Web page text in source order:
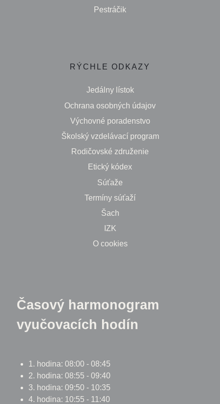
Pestráčik
RÝCHLE ODKAZY
Jedálny lístok
Ochrana osobných údajov
Výchovné poradenstvo
Školský vzdelávací program
Rodičovské združenie
Etický kódex
Súťaže
Termíny súťaží
Šach
IZK
O cookies
Časový harmonogram
vyučovacích hodín
1. hodina: 08:00 - 08:45
2. hodina: 08:55 - 09:40
3. hodina: 09:50 - 10:35
4. hodina: 10:55 - 11:40